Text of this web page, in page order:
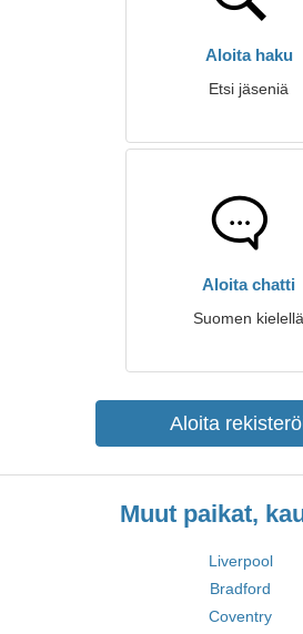
Aloita haku
Etsi jäseniä
Aloita chatti
Suomen kielellä
Aloita
Muut paikat,
Liverpool
Bradford
Coventry